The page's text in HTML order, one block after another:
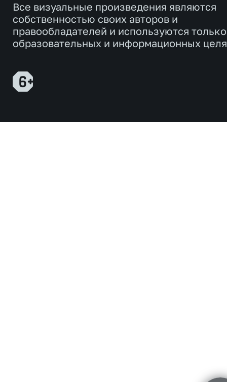
Все визуальные произведения являются
собственностью своих авторов и
правообладателей и используются
образовательных и информационных